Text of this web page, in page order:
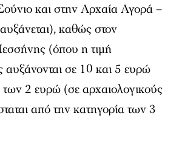
και στην Αρχαία Αγορά –
καθώς στον
(όπου η τιμή
αυξάνονται σε 10 και 5 ευρώ
των 2 ευρώ (σε αρχαιολογικούς
από την κατηγορία των 3